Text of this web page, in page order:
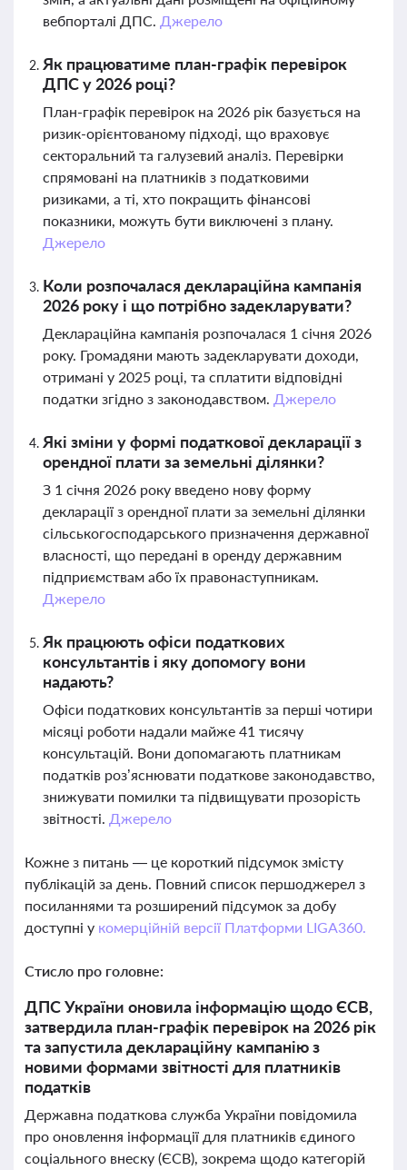
вебпорталі ДПС. Джерело
Як працюватиме план-графік перевірок
ДПС у 2026 році?
План-графік перевірок на 2026 рік базується на
ризик-орієнтованому підході, що враховує
секторальний та галузевий аналіз. Перевірки
спрямовані на платників з податковими
ризиками, а ті, хто покращить фінансові
показники, можуть бути виключені з плану.
Джерело
Коли розпочалася деклараційна кампанія
2026 року і що потрібно задекларувати?
Деклараційна кампанія розпочалася 1 січня 2026
року. Громадяни мають задекларувати доходи,
отримані у 2025 році, та сплатити відповідні
податки згідно з законодавством. Джерело
Які зміни у формі податкової декларації з
орендної плати за земельні ділянки?
З 1 січня 2026 року введено нову форму
декларації з орендної плати за земельні ділянки
сільськогосподарського призначення державної
власності, що передані в оренду державним
підприємствам або їх правонаступникам.
Джерело
Як працюють офіси податкових
консультантів і яку допомогу вони
надають?
Офіси податкових консультантів за перші чотири
місяці роботи надали майже 41 тисячу
консультацій. Вони допомагають платникам
податків роз’яснювати податкове законодавство,
знижувати помилки та підвищувати прозорість
звітності. Джерело
Кожне з питань — це короткий підсумок змісту
публікацій за день. Повний список першоджерел з
посиланнями та розширений підсумок за добу
доступні у комерційній версії Платформи LIGA360.
Стисло про головне:
ДПС України оновила інформацію щодо ЄСВ,
затвердила план-графік перевірок на 2026 рік
та запустила деклараційну кампанію з
новими формами звітності для платників
податків
Державна податкова служба України повідомила
про оновлення інформації для платників єдиного
соціального внеску (ЄСВ), зокрема щодо категорій